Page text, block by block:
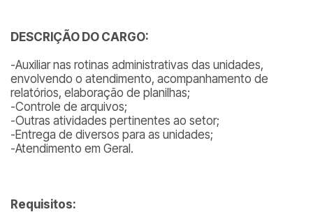
DESCRIÇÃO DO CARGO:
-Auxiliar nas rotinas administrativas das unidades,
envolvendo o atendimento, acompanhamento de
relatórios, elaboração de planilhas;
-Controle de arquivos;
-Outras atividades pertinentes ao setor;
-Entrega de diversos para as unidades;
-Atendimento em Geral.
Requisitos: